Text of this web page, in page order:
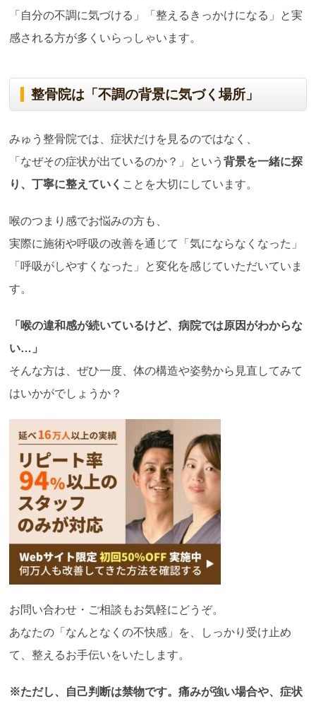
「自分の不調に気づける」「整えるきっかけになる」と実
感される方が多くいらっしゃいます。
整骨院は「不調の背景に気づく場所」
みゅう整骨院では、症状だけを見るのではなく、
「なぜその症状が出ているのか？」という背景を一緒に探
り、丁寧に整えていく ことを大切にしています。
喉のつまり感でお悩みの方も、
実際に施術や呼吸の改善を通じて「気にならなくなった」
「呼吸がしやすくなった」と変化を感じていただいていま
す。
「喉の違和感が続いているけど、病院では原因がわからな
い… 」
そんな方は、ぜひ一度、体の構造や姿勢から見直してみて
はいかがでしょうか？
お問い合わせ・ご相談もお気軽にどうぞ。
あなたの「なんとなくの不快感」を、しっかり受け止め
て、整えるお手伝いをいたします。
※ただし、自己判断は禁物です。痛みが強い場合や、症状